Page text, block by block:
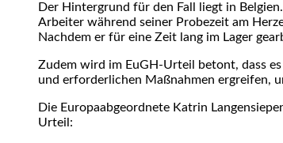
Der Hintergrund für den Fall liegt in
Arbeiter während seiner Probezeit am
Nachdem er für eine Zeit lang im Lager
Zudem wird im EuGH-Urteil betont, dass
und erforderlichen Maßnahmen ergreifen,
Die Europaabgeordnete Katrin
Urteil: